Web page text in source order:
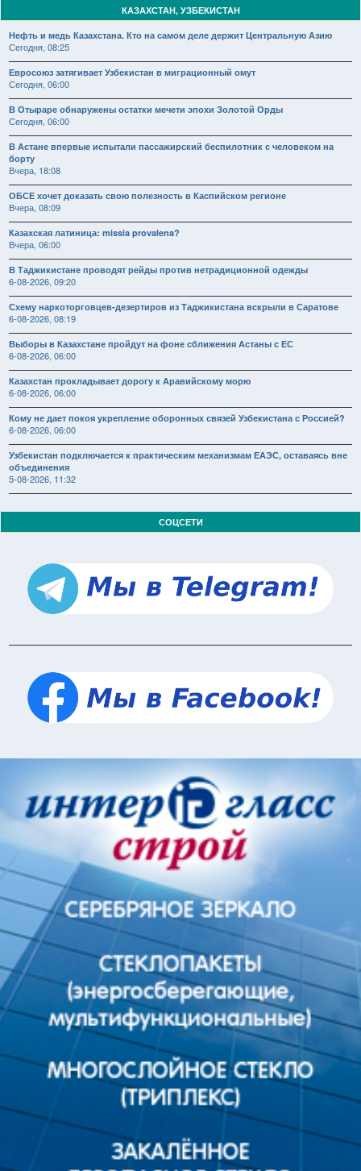
КАЗАХСТАН, УЗБЕКИСТАН
Нефть и медь Казахстана. Кто на самом деле держит Центральную Азию
Сегодня, 08:25
Евросоюз затягивает Узбекистан в миграционный омут
Сегодня, 06:00
В Отыраре обнаружены остатки мечети эпохи Золотой Орды
Сегодня, 06:00
В Астане впервые испытали пассажирский беспилотник с человеком на
борту
Вчера, 18:08
ОБСЕ хочет доказать свою полезность в Каспийском регионе
Вчера, 08:09
Казахская латиница: missia provalena?
Вчера, 06:00
В Таджикистане проводят рейды против нетрадиционной одежды
6-08-2026, 09:20
Схему наркоторговцев-дезертиров из Таджикистана вскрыли в Саратове
6-08-2026, 08:19
Выборы в Казахстане пройдут на фоне сближения Астаны с ЕС
6-08-2026, 06:00
Казахстан прокладывает дорогу к Аравийскому морю
6-08-2026, 06:00
Кому не дает покоя укрепление оборонных связей Узбекистана с Россией?
6-08-2026, 06:00
Узбекистан подключается к практическим механизмам ЕАЭС, оставаясь вне
объединения
5-08-2026, 11:32
СОЦСЕТИ